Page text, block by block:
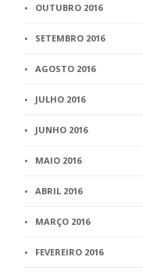
OUTUBRO 2016
SETEMBRO 2016
AGOSTO 2016
JULHO 2016
JUNHO 2016
MAIO 2016
ABRIL 2016
MARÇO 2016
FEVEREIRO 2016